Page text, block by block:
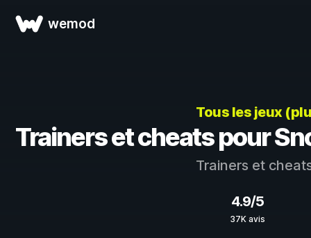
wemod
Tous les jeux
Trainers et cheats pour
Trainers et
4.9/5
37K avis